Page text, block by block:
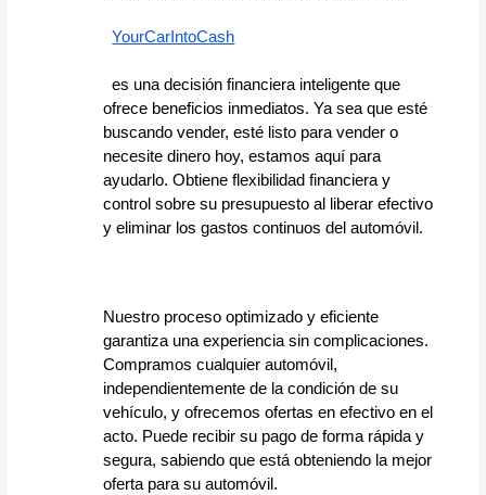
YourCarIntoCash
  es una decisión financiera inteligente que
ofrece beneficios inmediatos. Ya sea que esté
buscando vender, esté listo para vender o
necesite dinero hoy, estamos aquí para
ayudarlo. Obtiene flexibilidad financiera y
control sobre su presupuesto al liberar efectivo
y eliminar los gastos continuos del automóvil.
Nuestro proceso optimizado y eficiente
garantiza una experiencia sin complicaciones.
Compramos cualquier automóvil,
independientemente de la condición de su
vehículo, y ofrecemos ofertas en efectivo en el
acto. Puede recibir su pago de forma rápida y
segura, sabiendo que está obteniendo la mejor
oferta para su automóvil.